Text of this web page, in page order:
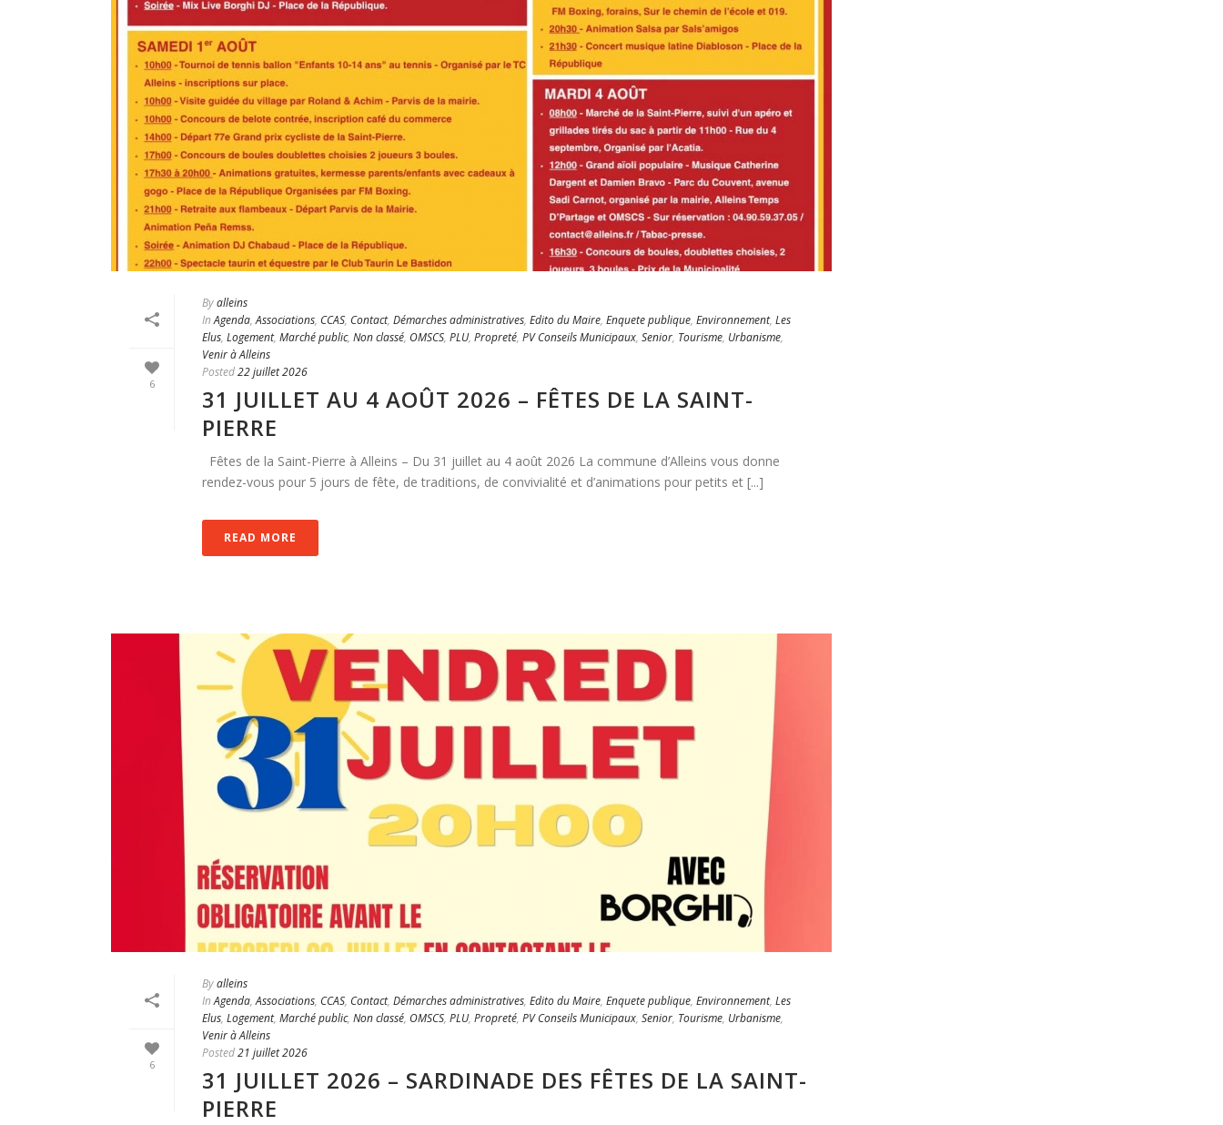
6
Byalleins
In Agenda,Associations, CCAS, Contact, Démarches administratives, Edito du Maire, Enquete publique, Environnement, Les
Elus, Logement, Marché public, Non classé, OMSCS, PLU, Propreté, PV Conseils Municipaux, Senior, Tourisme, Urbanisme,
Venir à Alleins
Posted22 juillet 2026
31 JUILLET AU 4 AOÛT 2026 – FÊTES DE LA SAINT-
PIERRE
Fêtes de la Saint-Pierre à Alleins – Du 31 juillet au 4 août 2026 La commune d’Alleins vous donne
rendez-vous pour 5 jours de fête, de traditions, de convivialité et d’animations pour petits et [...]
READ MORE
6
Byalleins
In Agenda,Associations, CCAS, Contact, Démarches administratives, Edito du Maire, Enquete publique, Environnement, Les
Elus, Logement, Marché public, Non classé, OMSCS, PLU, Propreté, PV Conseils Municipaux, Senior, Tourisme, Urbanisme,
Venir à Alleins
Posted21 juillet 2026
31 JUILLET 2026 – SARDINADE DES FÊTES DE LA SAINT-
PIERRE